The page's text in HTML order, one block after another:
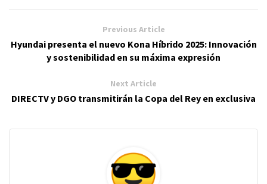
Previous Article
Hyundai presenta el nuevo Kona Híbrido 2025: Innovación
y sostenibilidad en su máxima expresión
Next Article
DIRECTV y DGO transmitirán la Copa del Rey en exclusiva